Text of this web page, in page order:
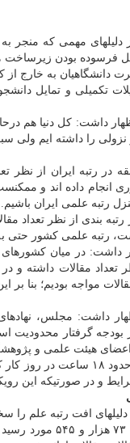
مهمی که منجر
بودن زیرساخت
دانشگاهیان به خارج
تکمیلی و تمایل
اظهار داشت: کل دنیا هم
نزولی را داشته ایم
رتبه ایران از نظر
انجام داده اند و
رتبه علمی ایران
حتی به رتبه ۱۷ جهان تنزل
در میان کشورهای
داشت: مجلس،
بودجه گرفتار
هیئت علمی و
مقالات زیادی منتشر کند و یا طرح
صورتیکه این رویکرد
افت رتبه علم را
و اظهار داشت: سال قبل